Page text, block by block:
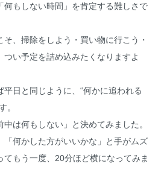
何もしない時間」を肯定する難しさで
そ、掃除をしよう・買い物に行こう・
い予定を詰め込みたくなりますよ
日と同じように、“何かに追われる
。
は何もしない」と決めてみました。
「何かした方がいいかな」と手がムズ
てもう一度、20分ほど横になってみま